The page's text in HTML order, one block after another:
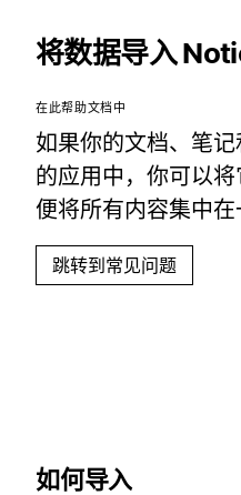
将数据导入
在此帮助文档中
如果你的文档、笔
的应用中，你可以
便将所有内容集中
跳转到常见问题
如何导入